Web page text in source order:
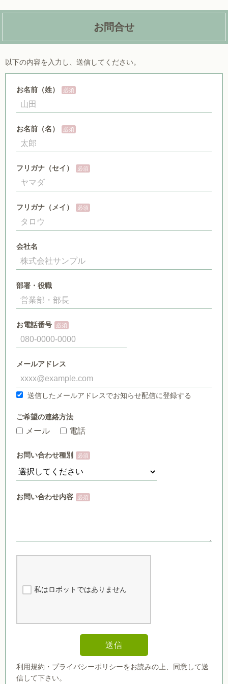
お問合せ
以下の内容を入力し、送信してください。
お名前（姓）
お名前（名）
フリガナ（セイ）
フリガナ（メイ）
会社名
部署・役職
お電話番号
メールアドレス
送信したメールアドレスでお知らせ配信に登録する
ご希望の連絡方法
メール 電話
お問い合わせ種別
お問い合わせ内容
私はロボットではありません
送信
利用規約・プライバシーポリシーをお読みの上、同意して送
信して下さい。